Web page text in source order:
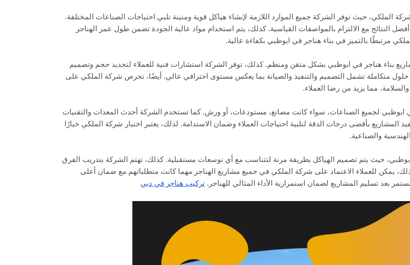
الملكي، حيث توفر الشركة جميع الموارد اللازمة لإنشاء هياكل قوية ومتينة تلبي احتياجات الصناعات المختلفة.
النتائج مع الالتزام بالمواصفات القياسية. كذلك، يتم استخدام مواد عالية الجودة تضمن طول عمر الهناجر
مرتبطًا بالتميز في بناء هناجر في ابوظبي بكفاءة عالية.
بناء هناجر في ابوظبي بشكل متقن ومنظم. كذلك، توفر الشركة استشارات فنية للعملاء لتحديد حجم وتصميم
متكاملة تشمل التصميم والتنفيذ والصيانة بما يعكس مستوى احترافي عالي. أيضًا، تحرص شركة الملكي على
مما يزيد من رضا العملاء.
لجميع الصناعات، سواء كانت مصانع، مستودعات، أو ورش. كما تستخدم الشركة أحدث المعدات والتقنيات
المشاريع بأقصى درجات الدقة لتلبية احتياجات العملاء وضمان الاستدامة. لذلك، يعتبر اختيار شركة الملكي خيارًا
والصناعية.
حيث يتم تصميم الهياكل بطريقة مرنة لتتناسب مع أي توسعات مستقبلية. كذلك، تهتم الشركة بتدريب الفرق
يمكن للعملاء الاعتماد على شركة الملكي في جميع مشاريع الهناجر مهما كانت متطلباتهم مع ضمان أعلى
بعد تسليم المشاريع لضمان استمرارية الأداء المثالي للهناجر. تركيب هناجر في دبي